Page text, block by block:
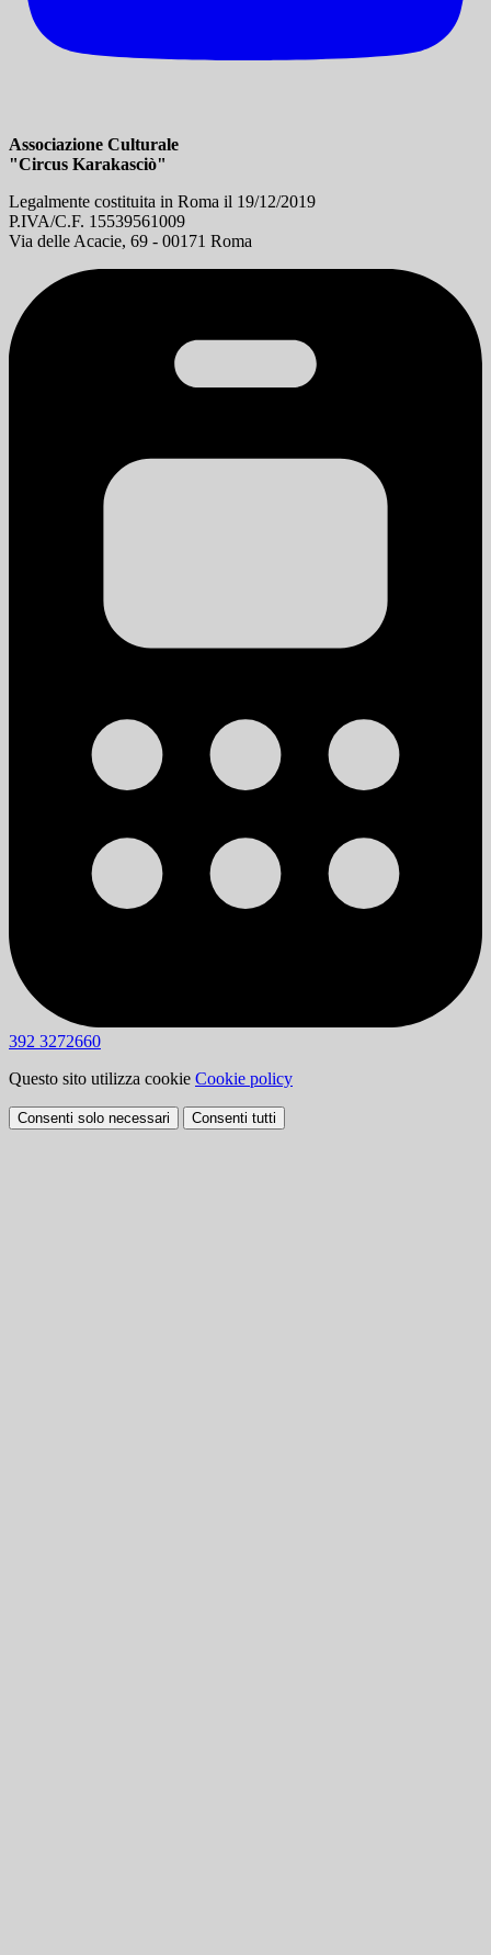
Associazione Culturale
"Circus Karakasciò"
Legalmente costituita in Roma il 19/12/2019
P.IVA/C.F. 15539561009
Via delle Acacie, 69 - 00171 Roma
392 3272660
Questo sito utilizza cookie Cookie policy
Consenti solo necessari Consenti tutti